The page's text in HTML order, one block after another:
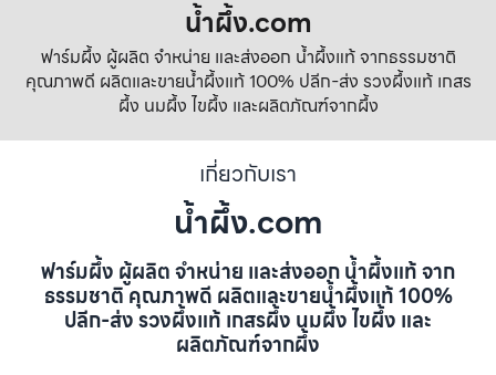
น้ำผึ้ง.com
ฟาร์มผึ้ง ผู้ผลิต จำหน่าย และส่งออก น้ำผึ้งแท้ จากธรรมชาติ
คุณภาพดี ผลิตและขายน้ำผึ้งแท้ 100% ปลีก-ส่ง รวงผึ้งแท้ เกสร
ผึ้ง นมผึ้ง ไขผึ้ง และผลิตภัณฑ์จากผึ้ง
เกี่ยวกับเรา
น้ำผึ้ง.com
ฟาร์มผึ้ง ผู้ผลิต จำหน่าย และส่งออก น้ำผึ้งแท้ จาก
ธรรมชาติ คุณภาพดี ผลิตและขายน้ำผึ้งแท้ 100%
ปลีก-ส่ง รวงผึ้งแท้ เกสรผึ้ง นมผึ้ง ไขผึ้ง และ
ผลิตภัณฑ์จากผึ้ง